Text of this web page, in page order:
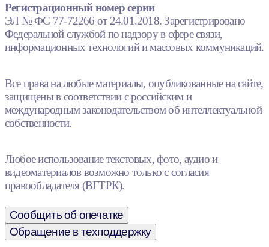
Регистрационный номер серии
ЭЛ № ФС 77-72266 от 24.01.2018. Зарегистрировано
Федеральной службой по надзору в сфере связи,
информационных технологий и массовых коммуникаций.
Все права на любые материалы, опубликованные на сайте,
защищены в соответствии с российским и
международным законодательством об интеллектуальной
собственности.
Любое использование текстовых, фото, аудио и
видеоматериалов возможно только с согласия
правообладателя (ВГТРК).
Сообщить об опечатке
Обращение в техподдержку